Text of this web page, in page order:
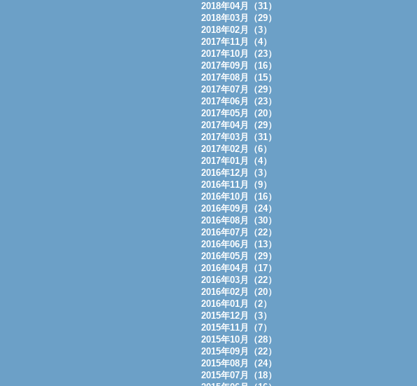
2018年04月（31）
2018年03月（29）
2018年02月（3）
2017年11月（4）
2017年10月（23）
2017年09月（16）
2017年08月（15）
2017年07月（29）
2017年06月（23）
2017年05月（20）
2017年04月（29）
2017年03月（31）
2017年02月（6）
2017年01月（4）
2016年12月（3）
2016年11月（9）
2016年10月（16）
2016年09月（24）
2016年08月（30）
2016年07月（22）
2016年06月（13）
2016年05月（29）
2016年04月（17）
2016年03月（22）
2016年02月（20）
2016年01月（2）
2015年12月（3）
2015年11月（7）
2015年10月（28）
2015年09月（22）
2015年08月（24）
2015年07月（18）